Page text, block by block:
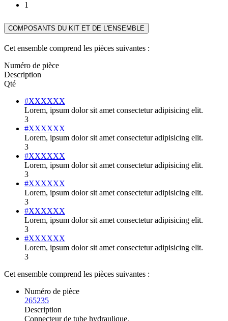
1
COMPOSANTS DU KIT ET DE L'ENSEMBLE
Cet ensemble comprend les pièces suivantes :
Numéro de pièce
Description
Qté
#XXXXXX
Lorem, ipsum dolor sit amet consectetur adipisicing elit.
3
#XXXXXX
Lorem, ipsum dolor sit amet consectetur adipisicing elit.
3
#XXXXXX
Lorem, ipsum dolor sit amet consectetur adipisicing elit.
3
#XXXXXX
Lorem, ipsum dolor sit amet consectetur adipisicing elit.
3
#XXXXXX
Lorem, ipsum dolor sit amet consectetur adipisicing elit.
3
#XXXXXX
Lorem, ipsum dolor sit amet consectetur adipisicing elit.
3
Cet ensemble comprend les pièces suivantes :
Numéro de pièce
265235
Description
Connecteur de tube hydraulique.